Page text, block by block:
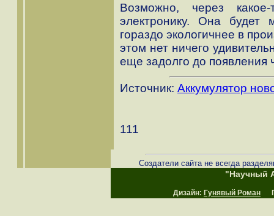
Возможно, через
электронику. Она
гораздо экологичнее в
этом нет ничего
еще задолго до появления
Источник: Аккумулятор
111
Создатели сайта не всегда
"Научный
Дизайн: Гунявый Роман